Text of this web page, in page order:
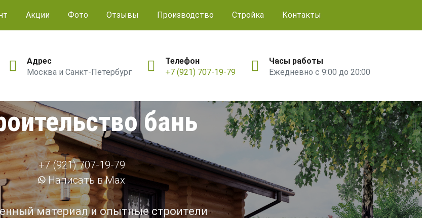
Акции Фото Отзывы Производство Стройка Контакты
Адрес
Москва и Санкт-Петербург
Телефон
+7 (921) 707-19-79
Часы работы
Ежедневно с 9:00 до 20:00
бань
+7 (921) 707-19-79
Написать в Max
материал и опытные строители